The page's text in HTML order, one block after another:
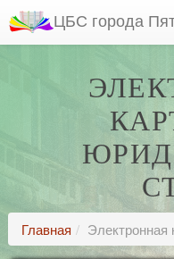
ЦБС города
Главная Электронная